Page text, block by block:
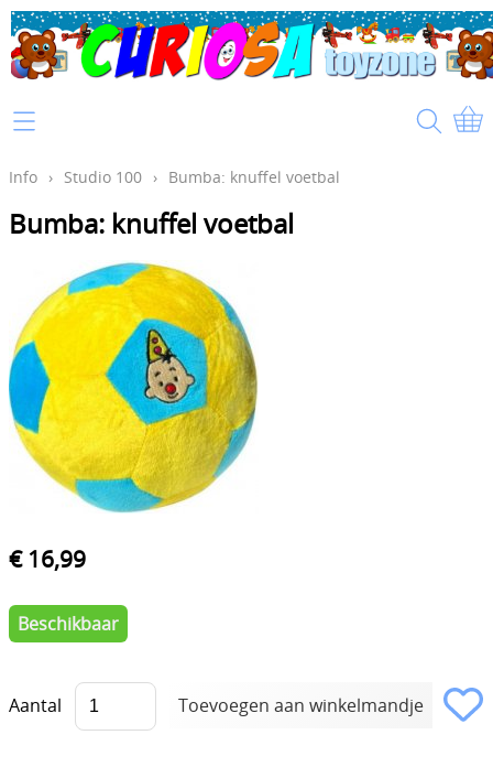
Home
Info
Mijn account
Info › Studio 100 › Bumba: knuffel voetbal
Bumba: knuffel voetbal
€ 16,99
Beschikbaar
Aantal